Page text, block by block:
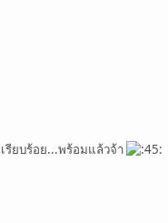
รียบร้อย...พร้อมแล้วจ้า